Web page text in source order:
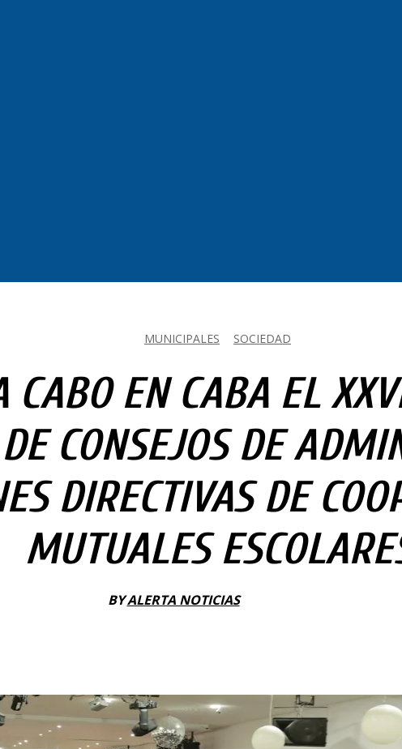
MUNICIPALES SOCIEDAD
CABO EN CABA EL
CONSEJOS DE
DIRECTIVAS DE
MUTUALES
BYALERTA NOTICIAS